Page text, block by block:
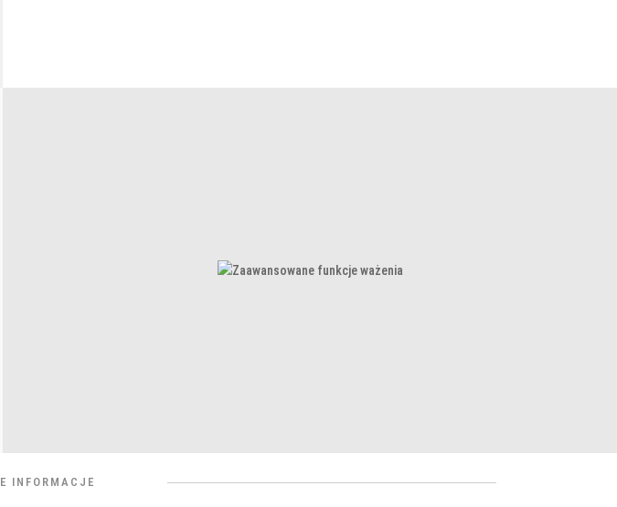
INFORMACJE